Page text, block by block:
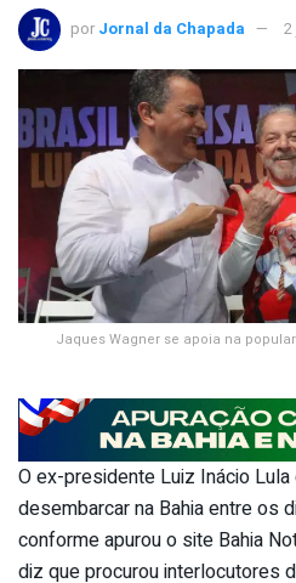
por Jornal da Chapada 2
Jaques Wagner se apoia na
O ex-presidente Luiz Inácio
desembarcar na Bahia entre os
conforme apurou o site Bahia
diz que procurou interlocutores